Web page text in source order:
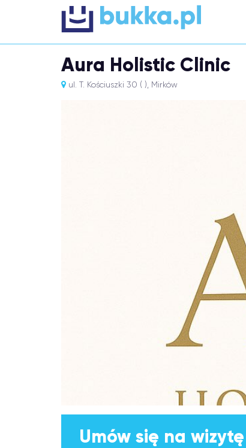
Aura Holistic Clinic
ul. T. Kościuszki 30 ( ), Mirków
Umów się na wizytę